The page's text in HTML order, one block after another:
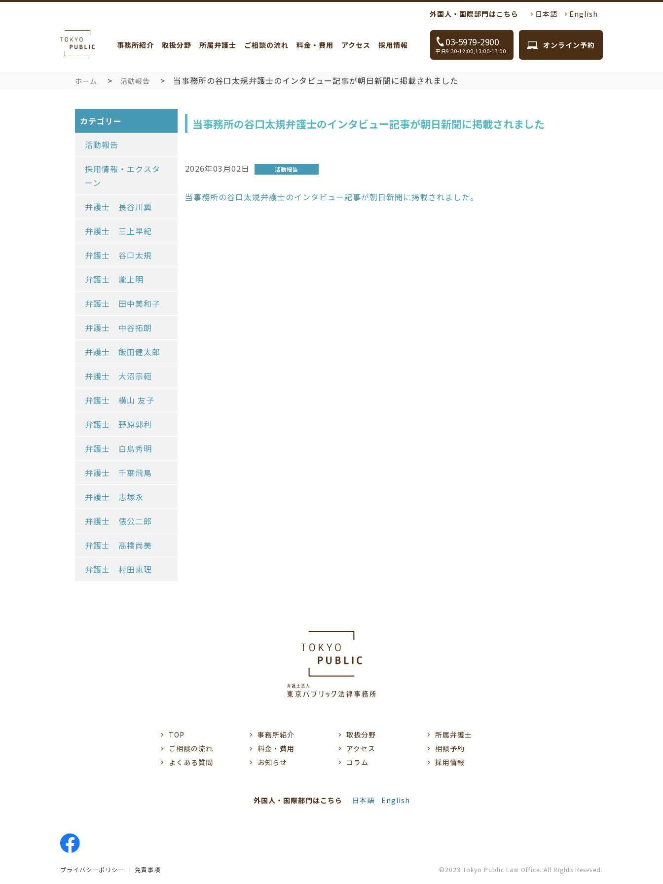
外国人・国際部門はこちら 日本語 English
事務所紹介 取扱分野 所属弁護士 ご相談の流れ 料金・費用 アクセス 採用情報 03-5979-2900
平日9:30-12:00,13:00-17:00
オンライン予約
ホーム 活動報告 当事務所の谷口太規弁護士のインタビュー記事が朝日新聞に掲載されました
カテゴリー
活動報告
採用情報・エクスタ
ーン
弁護士 長谷川翼
弁護士 三上早紀
弁護士 谷口太規
弁護士 瀧上明
弁護士 田中美和子
弁護士 中谷拓朗
弁護士 飯田健太郎
弁護士 大沼宗範
弁護士 横山 友子
弁護士 野原郭利
弁護士 白鳥秀明
弁護士 千葉飛鳥
弁護士 志塚永
弁護士 俵公二郎
弁護士 髙橋尚美
弁護士 村田恵理
当事務所の谷口太規弁護士のインタビュー記事が朝日新聞に掲載されました
2026年03月02日 活動報告
当事務所の谷口太規弁護士のインタビュー記事が朝日新聞に掲載されました。
TOP 事務所紹介 取扱分野
所属弁護士
ご相談の流れ
料金・費用 アクセス
相談予約
よくある質問
お知らせ コラム 採用情報
外国人・国際部門はこちら 日本語 English
プライバシーポリシー 免責事項 ©2023 Tokyo Public Law Office. All Rights Reseved.